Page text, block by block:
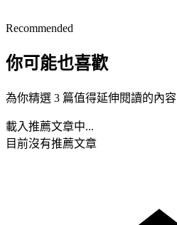
Recommended
你可能也喜歡
為你精選 3 篇值得延伸閱讀的內容
載入推薦文章中...
目前沒有推薦文章